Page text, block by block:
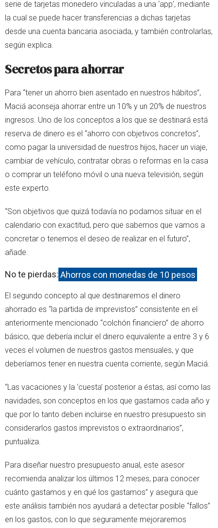
serie de tarjetas monedero vinculadas a una ‘app’, mediante
la cual se puede hacer transferencias a dichas tarjetas
desde una cuenta bancaria asociada, y también controlarlas,
según explica.
Secretos para ahorrar
Para “tener un ahorro bien asentado en nuestros hábitos”,
Maciá aconseja ahorrar entre un 10% y un 20% de nuestros
ingresos. Uno de los conceptos a los que se destinará está
reserva de dinero es el “ahorro con objetivos concretos”,
como pagar la universidad de nuestros hijos, hacer un viaje,
cambiar de vehículo, contratar obras o reformas en la casa
o comprar un teléfono móvil o una nueva televisión, según
este experto.
“Son objetivos que quizá todavía no podamos situar en el
calendario con exactitud, pero que sabemos que vamos a
concretar o tenemos el deseo de realizar en el futuro”,
añade.
No te pierdas: Ahorros con monedas de 10 pesos
El segundo concepto al que destinaremos el dinero
ahorrado es “la partida de imprevistos” consistente en el
anteriormente mencionado “colchón financiero” de ahorro
básico, que debería incluir el dinero equivalente a entre 3 y 6
veces el volumen de nuestros gastos mensuales, y que
deberíamos tener en nuestra cuenta corriente, según Maciá.
“Las vacaciones y la ‘cuesta’ posterior a éstas, así como las
navidades, son conceptos en los que gastamos cada año y
que por lo tanto deben incluirse en nuestro presupuesto sin
considerarlos gastos imprevistos o extraordinarios”,
puntualiza.
Para diseñar nuestro presupuesto anual, este asesor
recomienda analizar los últimos 12 meses, para conocer
cuánto gastamos y en qué los gastamos” y asegura que
este análisis también nos ayudará a detectar posible “fallos”
en los gastos, con lo que seguramente mejoraremos